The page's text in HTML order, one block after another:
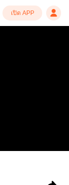
เปิด APP